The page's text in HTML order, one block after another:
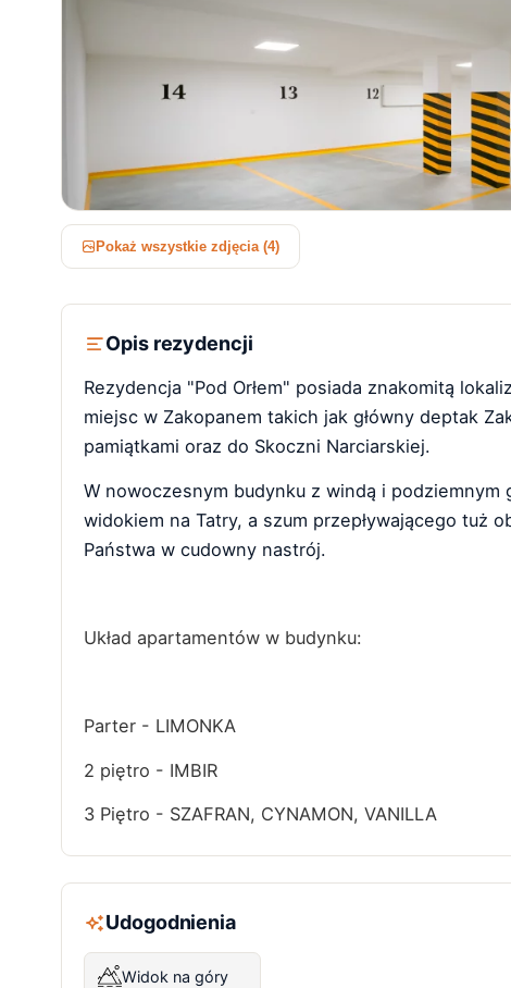
Pokaż wszystkie zdjęcia (4)
Opis rezydencji
Rezydencja "Pod Orłem" posiada znakomitą
miejsc w Zakopanem takich jak główny deptak
pamiątkami oraz do Skoczni Narciarskiej.
W nowoczesnym budynku z windą i
widokiem na Tatry, a szum przepływającego tuż
Państwa w cudowny nastrój.
Układ apartamentów w budynku:
Parter - LIMONKA
2 piętro - IMBIR
3 Piętro - SZAFRAN, CYNAMON, VANILLA
Udogodnienia
Widok na góry